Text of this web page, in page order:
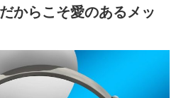
からこそ愛のあるメッ